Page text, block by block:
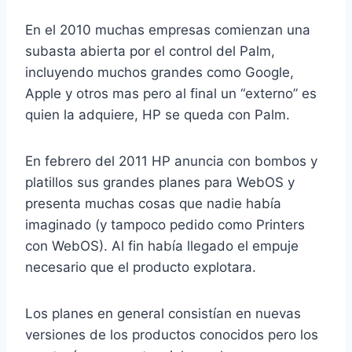
En el 2010 muchas empresas comienzan una
subasta abierta por el control del Palm,
incluyendo muchos grandes como Google,
Apple y otros mas pero al final un “externo” es
quien la adquiere, HP se queda con Palm.
En febrero del 2011 HP anuncia con bombos y
platillos sus grandes planes para WebOS y
presenta muchas cosas que nadie había
imaginado (y tampoco pedido como Printers
con WebOS). Al fin había llegado el empuje
necesario que el producto explotara.
Los planes en general consistían en nuevas
versiones de los productos conocidos pero los